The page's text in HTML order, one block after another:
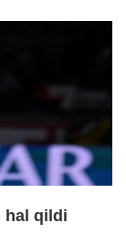
hal qildi